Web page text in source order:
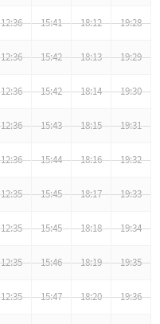
12:36 15:41 18:12 19:28
12:36 15:42 18:13 19:29
12:36 15:42 18:14 19:30
12:36 15:43 18:15 19:31
12:36 15:44 18:16 19:32
12:35 15:45 18:17 19:33
12:35 15:45 18:18 19:34
12:35 15:46 18:19 19:35
12:35 15:47 18:20 19:36